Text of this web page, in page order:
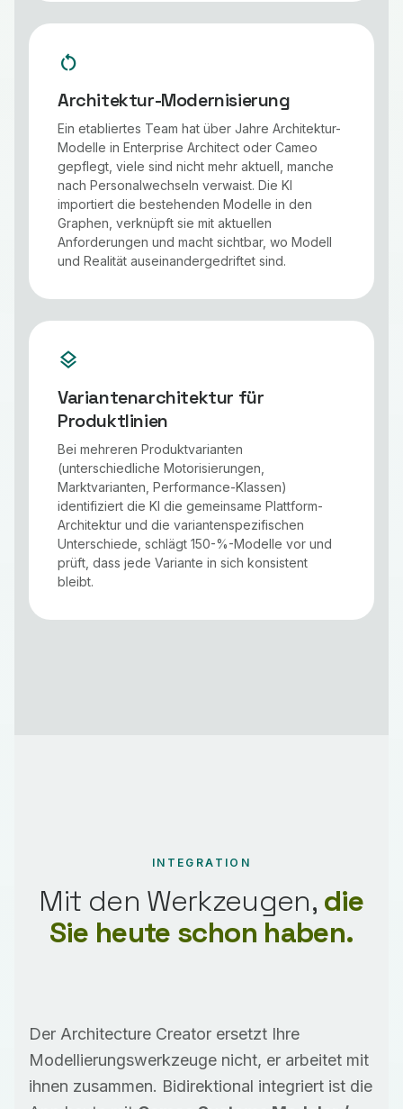
restart_alt
Architektur-Modernisierung
Ein etabliertes Team hat über Jahre Architektur-
Modelle in Enterprise Architect oder Cameo
gepflegt, viele sind nicht mehr aktuell, manche
nach Personalwechseln verwaist. Die KI
importiert die bestehenden Modelle in den
Graphen, verknüpft sie mit aktuellen
Anforderungen und macht sichtbar, wo Modell
und Realität auseinandergedriftet sind.
layers
Variantenarchitektur für
Produktlinien
Bei mehreren Produktvarianten
(unterschiedliche Motorisierungen,
Marktvarianten, Performance-Klassen)
identifiziert die KI die gemeinsame Plattform-
Architektur und die variantenspezifischen
Unterschiede, schlägt 150-%-Modelle vor und
prüft, dass jede Variante in sich konsistent
bleibt.
INTEGRATION
Mit den Werkzeugen, die
Sie heute schon haben.
Der Architecture Creator ersetzt Ihre
Modellierungswerkzeuge nicht, er arbeitet mit
ihnen zusammen. Bidirektional integriert ist die